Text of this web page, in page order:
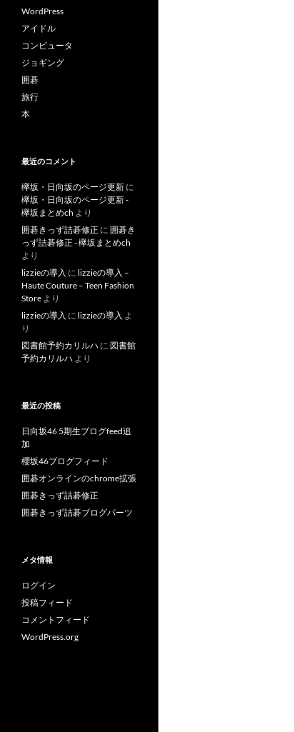
WordPress
アイドル
コンピュータ
ジョギング
囲碁
旅行
本
最近のコメント
欅坂・日向坂のページ更新 に
欅坂・日向坂のページ更新 -
欅坂まとめch より
囲碁きっず詰碁修正 に 囲碁き
っず詰碁修正 - 欅坂まとめch
より
lizzieの導入 に lizzieの導入 –
Haute Couture – Teen Fashion
Store より
lizzieの導入 に lizzieの導入 よ
り
図書館予約カリルハ に 図書館
予約カリルハ より
最近の投稿
日向坂46 5期生ブログfeed追
加
櫻坂46ブログフィード
囲碁オンラインのchrome拡張
囲碁きっず詰碁修正
囲碁きっず詰碁ブログパーツ
メタ情報
ログイン
投稿フィード
コメントフィード
WordPress.org